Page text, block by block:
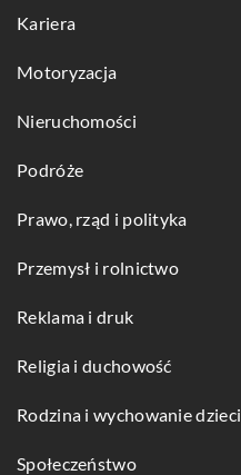
Kariera
Motoryzacja
Nieruchomości
Podróże
Prawo, rząd i polityka
Przemysł i rolnictwo
Reklama i druk
Religia i duchowość
Rodzina i wychowanie dzieci
Społeczeństwo